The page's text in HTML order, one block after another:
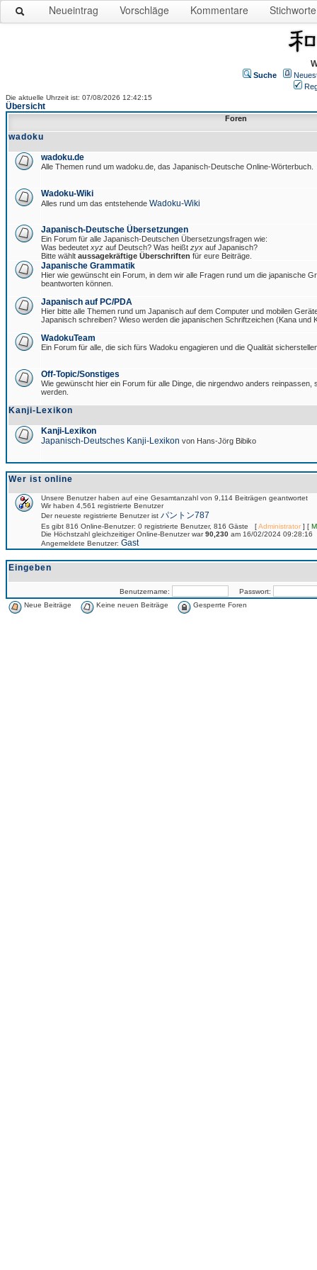
Neueintrag Vorschläge Kommentare Stichworte
Suche
Die aktuelle Uhrzeit ist: 07/08/2026 12:42:15
Übersicht
Foren
wadoku
wadoku.de
Alle Themen rund um wadoku.de, das Japanisch-Deutsche Online-Wörterbuch.
Wadoku-Wiki
Alles rund um das entstehende Wadoku-Wiki
Japanisch-Deutsche Übersetzungen
Ein Forum für alle Japanisch-Deutschen Übersetzungsfragen wie:
Was bedeutet xyz auf Deutsch? Was heißt zyx auf Japanisch?
Bitte wählt aussagekräftige Überschriften für eure Beiträge.
Japanische Grammatik
Hier wie gewünscht ein Forum, in dem wir alle Fragen rund um die japanische
beantworten können.
Japanisch auf PC/PDA
Hier bitte alle Themen rund um Japanisch auf dem Computer und mobilen
Japanisch schreiben? Wieso werden die japanischen Schriftzeichen (Kana und
WadokuTeam
Ein Forum für alle, die sich fürs Wadoku engagieren und die Qualität
Off-Topic/Sonstiges
Wie gewünscht hier ein Forum für alle Dinge, die nirgendwo anders reinpassen,
werden.
Kanji-Lexikon
Kanji-Lexikon
Japanisch-Deutsches Kanji-Lexikon von Hans-Jörg Bibiko
Wer ist online
Unsere Benutzer haben auf eine Gesamtanzahl von 9,114 Beiträgen geantwortet
Wir haben 4,561 registrierte Benutzer
Der neueste registrierte Benutzer ist パントン787
Es gibt 816 Online-Benutzer: 0 registrierte Benutzer, 816 Gäste [Administrator] [
Die Höchstzahl gleichzeitiger Online-Benutzer war90,230 am 16/02/2024 09:28:16
Angemeldete Benutzer: Gast
Eingeben
Benutzername:
Passwort:
Neue Beiträge
Keine neuen Beiträge Gesperrte Foren